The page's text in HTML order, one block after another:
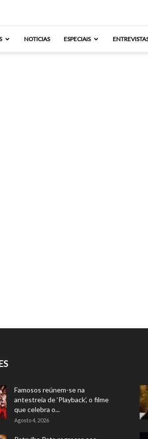
NOTICIAS ESPECIAIS
Famosos reúnem-se na
antestreia de ‘Playback’, o filme
que celebra o...
Agosto 4, 2026